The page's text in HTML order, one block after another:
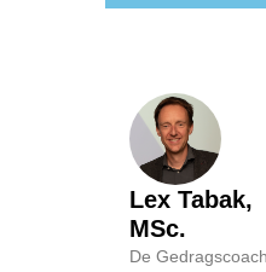
Lex Tabak,
MSc.
De Gedragscoach